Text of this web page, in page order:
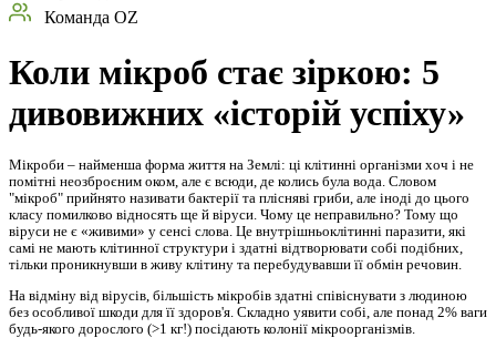
Команда OZ
Коли мікроб стає зіркою: 5
дивовижних «історій успіху»
Мікроби – найменша форма життя на Землі: ці клітинні організми хоч і не
помітні неозброєним оком, але є всюди, де колись була вода. Словом
"мікроб" прийнято називати бактерії та плісняві гриби, але іноді до цього
класу помилково відносять ще й віруси. Чому це неправильно? Тому що
віруси не є «живими» у сенсі слова. Це внутрішньоклітинні паразити, які
самі не мають клітинної структури і здатні відтворювати собі подібних,
тільки проникнувши в живу клітину та перебудувавши її обмін речовин.
На відміну від вірусів, більшість мікробів здатні співіснувати з людиною
без особливої шкоди для її здоров'я. Складно уявити собі, але понад 2% ваги
будь-якого дорослого (>1 кг!) посідають колонії мікроорганізмів.